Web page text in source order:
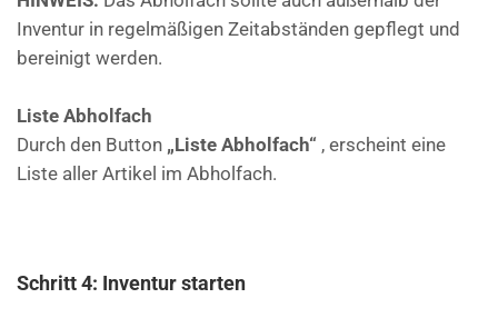
Inventur in regelmäßigen Zeitabständen gepflegt und
bereinigt werden.
Liste Abholfach
Durch den Button „Liste Abholfach“ , erscheint eine
Liste aller Artikel im Abholfach.
Schritt 4: Inventur starten